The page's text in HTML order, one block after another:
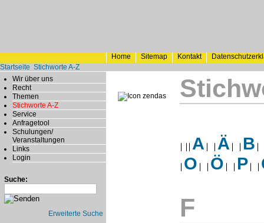
Home Sitemap Kontakt
Startseite Stichworte A-Z
Wir über uns
Recht
Themen
Stichworte A-Z
Service
Anfragetool
Schulungen/
Veranstaltungen
Links
Login
Suche:
Erweiterte Suche
A Ä
B
O
Ö P
F